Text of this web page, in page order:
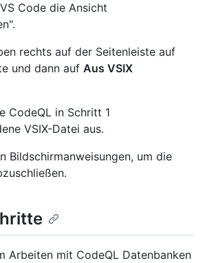
Code die Ansicht
rechts auf der Seitenleiste auf
und dann auf Aus VSIX
CodeQL in Schritt 1
VSIX-Datei aus.
Bildschirmanweisungen, um die
Arbeiten mit CodeQL Datenbanken